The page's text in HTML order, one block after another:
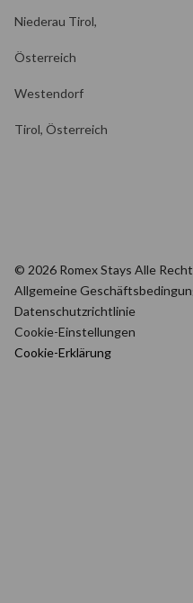
Niederau Tirol,
Österreich
Westendorf
Tirol, Österreich
© 2026 Romex Stays Alle
Allgemeine
Datenschutzrichtlinie
Cookie-Einstellungen
Cookie-Erklärung